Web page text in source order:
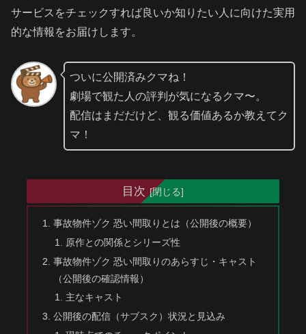
サービスをチェックすれば良いか知りたい人に向けた実用
的な情報をお届けします。
ついに公開済みクマね！
劇場で観た人の評判が気になるクマ〜。
配信はまだだけど、観る価値あるか教えてク
マ！
目次
事故物件ゾク 恐い間取りとは（公開後の概要）
原作との関係とシリーズ性
事故物件ゾク 恐い間取りのあらすじ・キャスト
（公開後の確認情報）
主なキャスト
公開後の配信（サブスク）状況と見込み